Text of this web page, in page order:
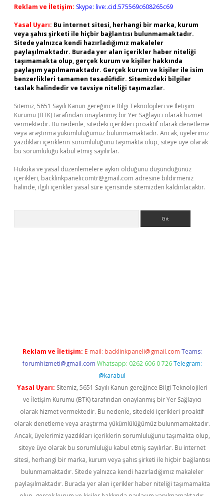
Reklam ve İletişim: Skype: live:.cid.575569c608265c69
Yasal Uyarı: Bu internet sitesi, herhangi bir marka, kurum
veya şahıs şirketi ile hiçbir bağlantısı bulunmamaktadır.
Sitede yalnızca kendi hazırladığımız makaleler
paylaşılmaktadır. Burada yer alan içerikler haber niteliği
taşımamakta olup, gerçek kurum ve kişiler hakkında
paylaşım yapılmamaktadır. Gerçek kurum ve kişiler ile isim
benzerlikleri tamamen tesadüfidir. Sitemizdeki bilgiler
taslak halindedir ve tavsiye niteliği taşımazlar.
Sitemiz, 5651 Sayılı Kanun gereğince Bilgi Teknolojileri ve İletişim
Kurumu (BTK) tarafından onaylanmış bir Yer Sağlayıcı olarak hizmet
vermektedir. Bu nedenle, sitedeki içerikleri proaktif olarak denetleme
veya araştırma yükümlülüğümüz bulunmamaktadır. Ancak, üyelerimiz
yazdıkları içeriklerin sorumluluğunu taşımakta olup, siteye üye olarak
bu sorumluluğu kabul etmiş sayılırlar.
Hukuka ve yasal düzenlemelere aykırı olduğunu düşündüğünüz
içerikleri, backlinkpanelicomtr@gmail.com adresine bildirmeniz
halinde, ilgili içerikler yasal süre içerisinde sitemizden kaldırılacaktır.
Reklam ve İletişim: E-mail: backlinkpaneli@gmail.com Teams:
forumhizmeti@gmail.com Whatsapp: 0262 606 0 726 Telegram:
@karabul
Yasal Uyarı: Sitemiz, 5651 Sayılı Kanun gereğince Bilgi Teknolojileri
ve İletişim Kurumu (BTK) tarafından onaylanmış bir Yer Sağlayıcı
olarak hizmet vermektedir. Bu nedenle, sitedeki içerikleri proaktif
olarak denetleme veya araştırma yükümlülüğümüz bulunmamaktadır.
Ancak, üyelerimiz yazdıkları içeriklerin sorumluluğunu taşımakta olup,
siteye üye olarak bu sorumluluğu kabul etmiş sayılırlar. Bu internet
sitesi, herhangi bir marka, kurum veya şahıs şirketi ile hiçbir bağlantısı
bulunmamaktadır. Sitede yalnızca kendi hazırladığımız makaleler
paylaşılmaktadır. Burada yer alan içerikler haber niteliği taşımamakta